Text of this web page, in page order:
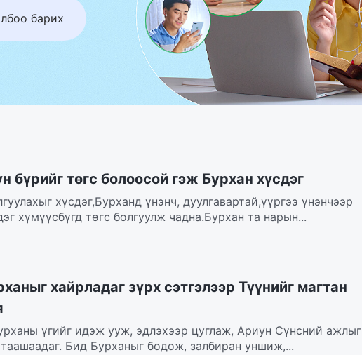
барих
бүрийг төгс болоосой гэж Бурхан хүсдэг
хүсдэг,Бурханд үнэнч, дуулгавартай,үүргээ үнэнчээр
хүмүүсбүгд төгс болгуулж чадна.Бурхан та нарын...
хайрладаг зүрх сэтгэлээр Түүнийг магтан
үгийг идэж ууж, эдлэхээр цуглаж, Ариун Сүнсний ажлыг
Бид Бурханыг бодож, залбиран уншиж,...